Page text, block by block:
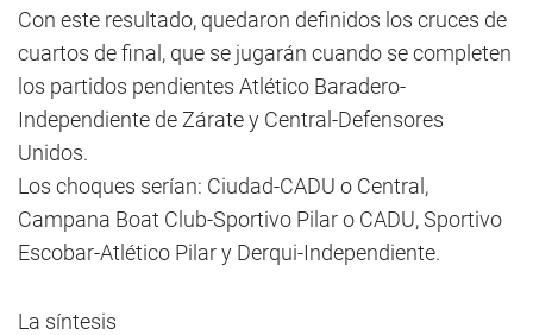
Con este resultado, quedaron definidos los cruces de
cuartos de final, que se jugarán cuando se completen
los partidos pendientes Atlético Baradero-
Independiente de Zárate y Central-Defensores
Unidos.
Los choques serían: Ciudad-CADU o Central,
Campana Boat Club-Sportivo Pilar o CADU, Sportivo
Escobar-Atlético Pilar y Derqui-Independiente.
La síntesis